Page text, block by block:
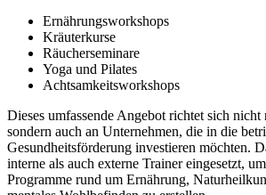
Ernährungsworkshops
Kräuterkurse
Räucherseminare
Yoga und Pilates
Achtsamkeitsworkshops
Dieses umfassende Angebot richtet sich nicht
sondern auch an Unternehmen, die in die
Gesundheitsförderung investieren möchten.
interne als auch externe Trainer eingesetzt,
Programme rund um Ernährung,